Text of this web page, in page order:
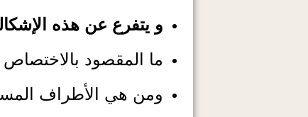
و يتفرع عن هذه
ما المقصود
ومن هي الأطراف